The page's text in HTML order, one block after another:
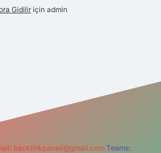
Gidilir için admin
backlinkpaneli@gmail.com Teams: